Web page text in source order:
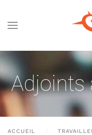
Passer au contenu
ACCUEIL